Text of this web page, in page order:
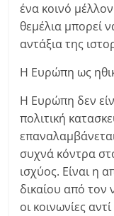
ένα κοινό
θεμέλια μπορεί
αντάξια της
Η Ευρώπη ως
Η Ευρώπη δεν
πολιτική
συχνά κόντρα
ισχύος. Είναι η
δικαίου από
οι κοινωνίες